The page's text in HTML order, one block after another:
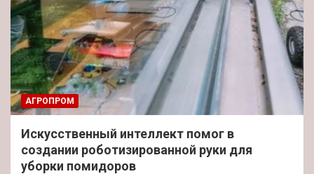
АГРОПРОМ
Искусственный интеллект помог в
создании роботизированной руки для
уборки помидоров